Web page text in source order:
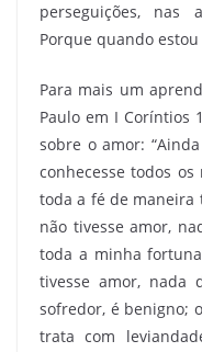
perseguições, nas
Porque quando
Para mais um
Paulo em I Coríntios
sobre o amor:
conhecesse todos
toda a fé de maneira
não tivesse amor,
toda a minha
tivesse amor, nada
sofredor, é benigno;
trata com